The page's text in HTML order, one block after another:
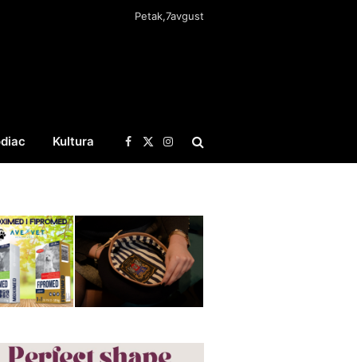
Petak,7avgust
Kultura Facebook
X
(Twitter)
Instagram